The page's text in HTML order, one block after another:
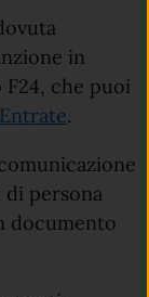
in
che puoi
.
persona
documento